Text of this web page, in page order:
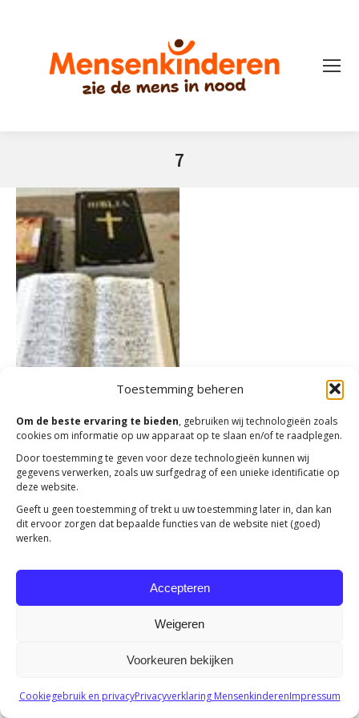
Toestemming beheren
Om de beste ervaring te bieden, gebruiken wij technologieën zoals
cookies om informatie op uw apparaat op te slaan en/of te raadplegen.
Door toestemming te geven voor deze technologieën kunnen wij
gegevens verwerken, zoals uw surfgedrag of een unieke identificatie op
deze website.
Geeft u geen toestemming of trekt u uw toestemming later in, dan kan
dit ervoor zorgen dat bepaalde functies van de website niet (goed)
werken.
Accepteren
Weigeren
Voorkeuren bekijken
Cookiegebruik en privacyPrivacyverklaring MensenkinderenImpressum
7
Copyright 2023 -Mensenkinderen